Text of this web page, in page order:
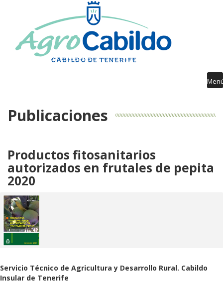
Publicaciones
Productos fitosanitarios
autorizados en frutales de pepita
2020
Servicio Técnico de Agricultura y Desarrollo Rural. Cabildo
Insular de Tenerife
AGROCABILDO
RIEGO
AGROMETEOROLOGÍA
PUBLICACIONES
GUÍA SERVICIOS